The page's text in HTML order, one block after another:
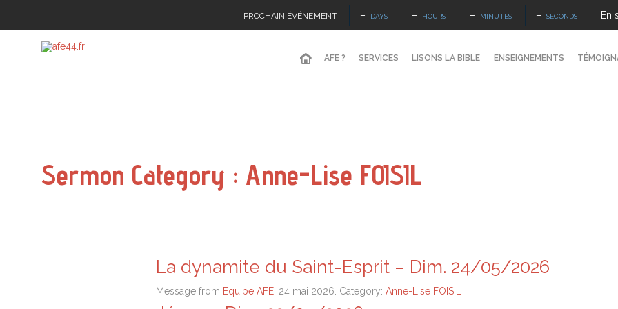
PROCHAIN ÉVÉNEMENT – DAYS – HOURS – MINUTES – SECONDS En
AFE ? SERVICES LISONS LA BIBLE ENSEIGNEMENTS
Sermon Category : Anne-Lise FOISIL
La dynamite du Saint-Esprit – Dim. 24/05/2026
Message from Equipe AFE. 24 mai 2026. Category: Anne-Lise FOISIL